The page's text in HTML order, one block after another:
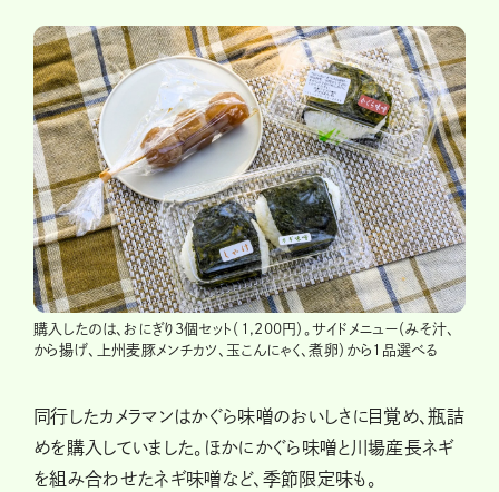
購入したのは、おにぎり3個セット（1,200円）。サイドメニュー（みそ汁、
から揚げ、上州麦豚メンチカツ、玉こんにゃく、煮卵）から1品選べる
同行したカメラマンはかぐら味噌のおいしさに目覚め、瓶詰
めを購入していました。ほかにかぐら味噌と川場産長ネギ
を組み合わせたネギ味噌など、季節限定味も。